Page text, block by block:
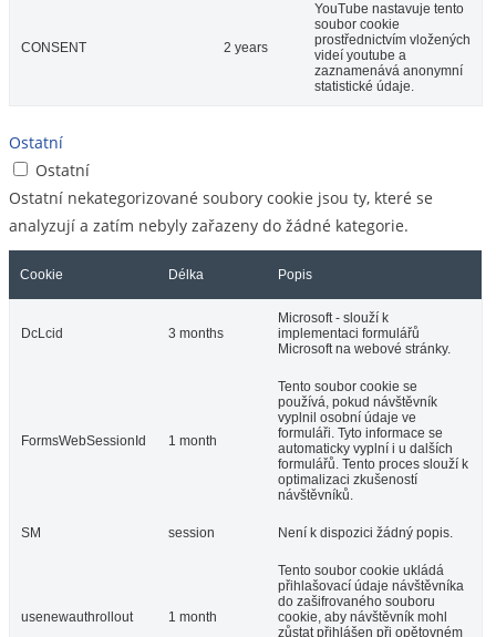
CONSENT 2 years
YouTube nastavuje tento
soubor cookie
prostřednictvím vložených
videí youtube a
zaznamenává anonymní
statistické údaje.
Ostatní
Ostatní
Ostatní nekategorizované soubory cookie jsou ty, které se
analyzují a zatím nebyly zařazeny do žádné kategorie.
Cookie Délka Popis
DcLcid 3 months
Microsoft - slouží k
implementaci formulářů
Microsoft na webové stránky.
FormsWebSessionId 1 month
Tento soubor cookie se
používá, pokud návštěvník
vyplnil osobní údaje ve
formuláři. Tyto informace se
automaticky vyplní i u dalších
formulářů. Tento proces slouží k
optimalizaci zkušeností
návštěvníků.
SM session Není k dispozici žádný popis.
usenewauthrollout 1 month
Tento soubor cookie ukládá
přihlašovací údaje návštěvníka
do zašifrovaného souboru
cookie, aby návštěvník mohl
zůstat přihlášen při opětovném